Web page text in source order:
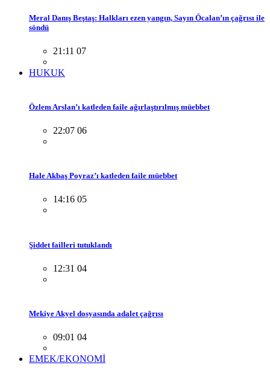
Meral Danış Beştaş: Halkları ezen yangın, Sayın Öcalan’ın çağrısı ile
söndü
21:11 07
HUKUK
Özlem Arslan’ı katleden faile ağırlaştırılmış müebbet
22:07 06
Hale Akbaş Poyraz’ı katleden faile müebbet
14:16 05
Şiddet failleri tutuklandı
12:31 04
Mekiye Akyel dosyasında adalet çağrısı
09:01 04
EMEK/EKONOMİ